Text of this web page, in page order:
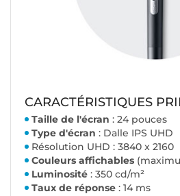
CARACTÉRISTIQUES
Taille de l'écran : 24 pouces
Type d'écran : Dalle IPS UHD
Résolution UHD : 3840 x 2160
Couleurs affichables
Luminosité : 350 cd/m²
Taux de réponse : 14 ms